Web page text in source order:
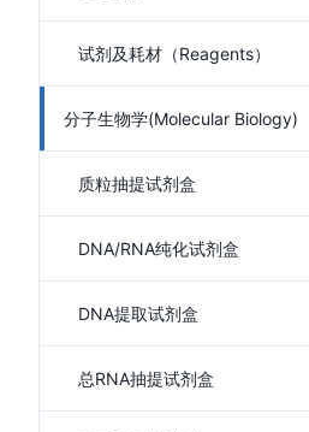
试剂及耗材（Reagents）
分子生物学(Molecular Biology)
质粒抽提试剂盒
DNA/RNA纯化试剂盒
DNA提取试剂盒
总RNA抽提试剂盒